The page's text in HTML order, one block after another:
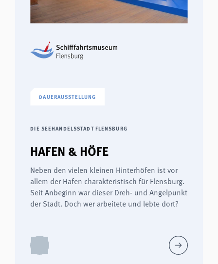
DAUERAUSSTELLUNG
DIE SEEHANDELSSTADT FLENSBURG
HAFEN & HÖFE
Neben den vielen kleinen Hinterhöfen ist vor
allem der Hafen charakteristisch für Flensburg.
Seit Anbeginn war dieser Dreh- und Angelpunkt
der Stadt. Doch wer arbeitete und lebte dort?